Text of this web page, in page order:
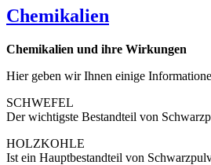
Chemikalien
Chemikalien und ihre Wirkungen
Hier geben wir Ihnen einige
SCHWEFEL
Der wichtigste Bestandteil von
HOLZKOHLE
Ist ein Hauptbestandteil von